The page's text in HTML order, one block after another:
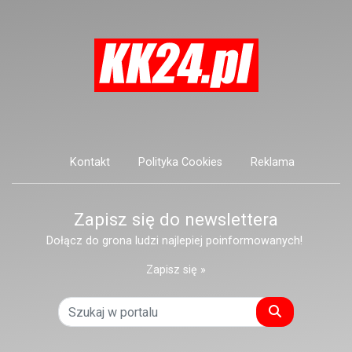
Kontakt Polityka Cookies Reklama
Zapisz się do newslettera
Dołącz do grona ludzi najlepiej poinformowanych!
Zapisz się »
Szukaj